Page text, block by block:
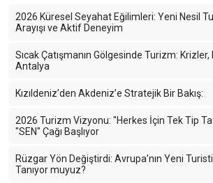
2026 Küresel Seyahat Eğilimleri: Yeni Nesil
Arayışı ve Aktif Deneyim
Sıcak Çatışmanın Gölgesinde Turizm: Krizler,
Antalya
Kızıldeniz’den Akdeniz’e Stratejik Bir Bakış:
2026 Turizm Vizyonu: "Herkes İçin Tek Tip
"SEN" Çağı Başlıyor
Rüzgar Yön Değiştirdi: Avrupa’nın Yeni
Tanıyor muyuz?